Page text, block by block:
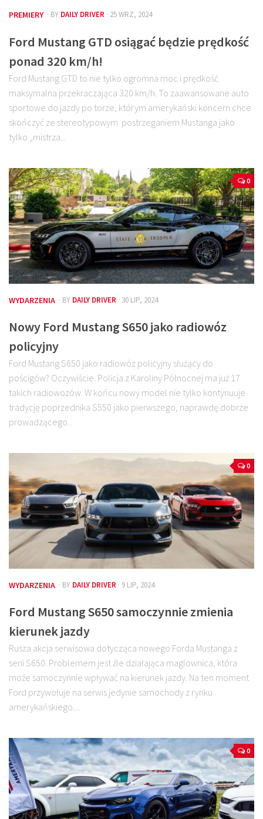
PREMIERY · BY DAILY DRIVER · 25 WRZ, 2024
Ford Mustang GTD osiągać będzie prędkość
ponad 320 km/h!
Ford Mustang GTD to nie tylko ogromna moc i prędkość
maksymalna przekraczająca 320 km/h. To zaawansowane auto
sportowe do jazdy po torze, którym amerykański koncern chce
skończyć ze stereotypowym postrzeganiem Mustanga jako
tylko „mistrza...
0
WYDARZENIA · BY DAILY DRIVER · 30 LIP, 2024
Nowy Ford Mustang S650 jako radiowóz
policyjny
Ford Mustang S650 jako radiowóz policyjny służący do
pościgów? Oczywiście. Policja z Karoliny Północnej ma już 17
takich radiowozów. W końcu nowy model nie tylko kontynuuje
tradycję poprzednika S550 jako pierwszego, naprawdę dobrze
prowadzącego...
0
WYDARZENIA · BY DAILY DRIVER · 9 LIP, 2024
Ford Mustang S650 samoczynnie zmienia
kierunek jazdy
Rusza akcja serwisowa dotycząca nowego Forda Mustanga z
serii S650. Problemem jest źle działająca maglownica, która
może samoczynnie wpływać na kierunek jazdy. Na ten moment
Ford przywołuje na serwis jedynie samochody z rynku
amerykańskiego....
0